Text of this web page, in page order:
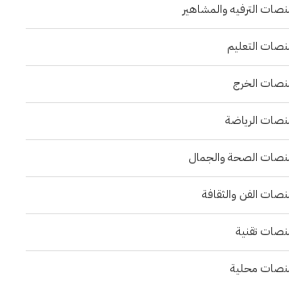
الترفيه والمشاهير
التعليم
الخرج
الرياضة
الصحة والجمال
الفن والثقافة
تقنية
محلية